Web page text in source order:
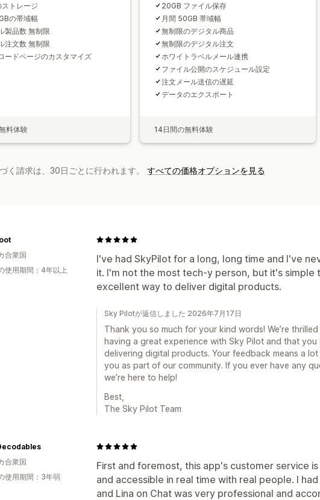
トレージ
の帯域幅
製品数 無制限
注文数 無制限
ードページのカスタマイズ
料体験
20GB ファイル保存
月間 50GB 帯域幅
無制限のデジタル商品
無制限のデジタル注文
ホワイトラベルメール連携
ファイル公開のスケジュール設定
注文メール送信の遅延
データのエクスポート
14日間の無料体験
く請求は、30日ごとに行われます。 すべての価格オプションを見る
I've had SkyPilot for a long, long time and I've
it. I'm not the most tech-y person, but it's simple
excellent way to deliver digital products.
合衆国
使用期間：4年以上
Sky Pilotが返信しました 2026年7月17日
Thank you so much for your kind words! We’re
having a great experience with Sky Pilot and that
delivering digital products. Your feedback means a
you as part of our community. If you ever have any
we’re here to help!
Best,
The Sky Pilot Team
First and foremost, this app's customer service
and accessible in real time with real people. I
and Lina on Chat was very professional and
合衆国
使用期間：3年弱